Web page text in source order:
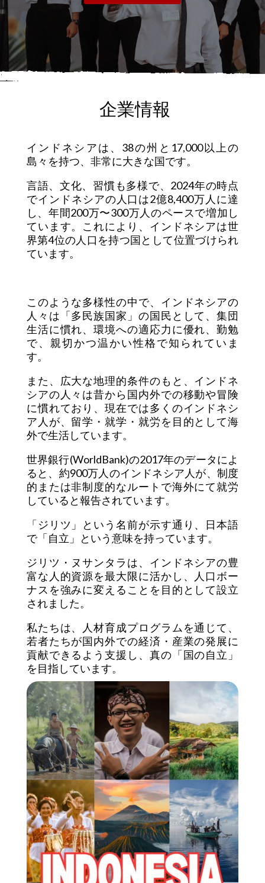
企業情報
インドネシアは、38の州と17,000以上の
島々を持つ、非常に大きな国です。
言語、文化、習慣も多様で、2024年の時点
でインドネシアの人口は2億8,400万人に達
し、年間200万〜300万人のペースで増加し
ています。これにより、インドネシアは世
界第4位の人口を持つ国として位置づけられ
ています。
このような多様性の中で、インドネシアの
人々は「多民族国家」の国民として、集団
生活に慣れ、環境への適応力に優れ、勤勉
で、親切かつ温かい性格で知られていま
す。
また、広大な地理的条件のもと、インドネ
シアの人々は昔から国内外での移動や冒険
に慣れており、現在では多くのインドネシ
ア人が、留学・就学・就労を目的として海
外で生活しています。
世界銀行(WorldBank)の2017年のデータによ
ると、約900万人のインドネシア人が、制度
的または非制度的なルートで海外にて就労
していると報告されています。
「ジリツ」という名前が示す通り、日本語
で「自立」という意味を持っています。
ジリツ・ヌサンタラは、インドネシアの豊
富な人的資源を最大限に活かし、人口ボー
ナスを強みに変えることを目的として設立
されました。
私たちは、人材育成プログラムを通じて、
若者たちが国内外での経済・産業の発展に
貢献できるよう支援し、真の「国の自立」
を目指しています。